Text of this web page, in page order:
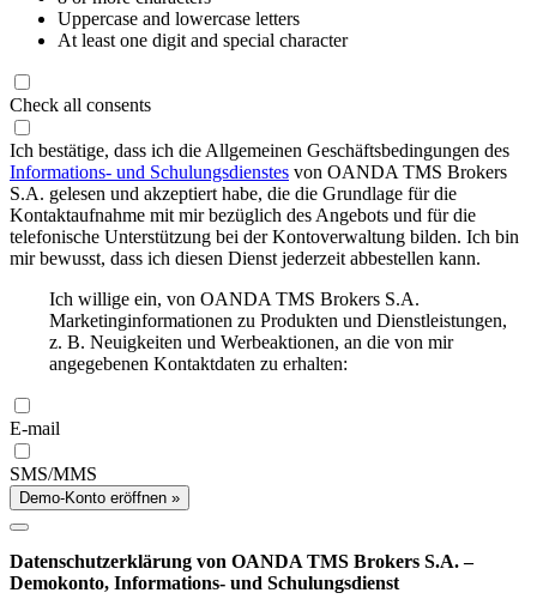
Uppercase and lowercase letters
At least one digit and special character
Check all consents
Ich bestätige, dass ich die Allgemeinen Geschäftsbedingungen des
Informations- und Schulungsdienstes von OANDA TMS Brokers
S.A. gelesen und akzeptiert habe, die die Grundlage für die
Kontaktaufnahme mit mir bezüglich des Angebots und für die
telefonische Unterstützung bei der Kontoverwaltung bilden. Ich bin
mir bewusst, dass ich diesen Dienst jederzeit abbestellen kann.
Ich willige ein, von OANDA TMS Brokers S.A.
Marketinginformationen zu Produkten und Dienstleistungen,
z. B. Neuigkeiten und Werbeaktionen, an die von mir
angegebenen Kontaktdaten zu erhalten:
E-mail
SMS/MMS
Demo-Konto eröffnen »
Datenschutzerklärung von OANDA TMS Brokers S.A. –
Demokonto, Informations- und Schulungsdienst